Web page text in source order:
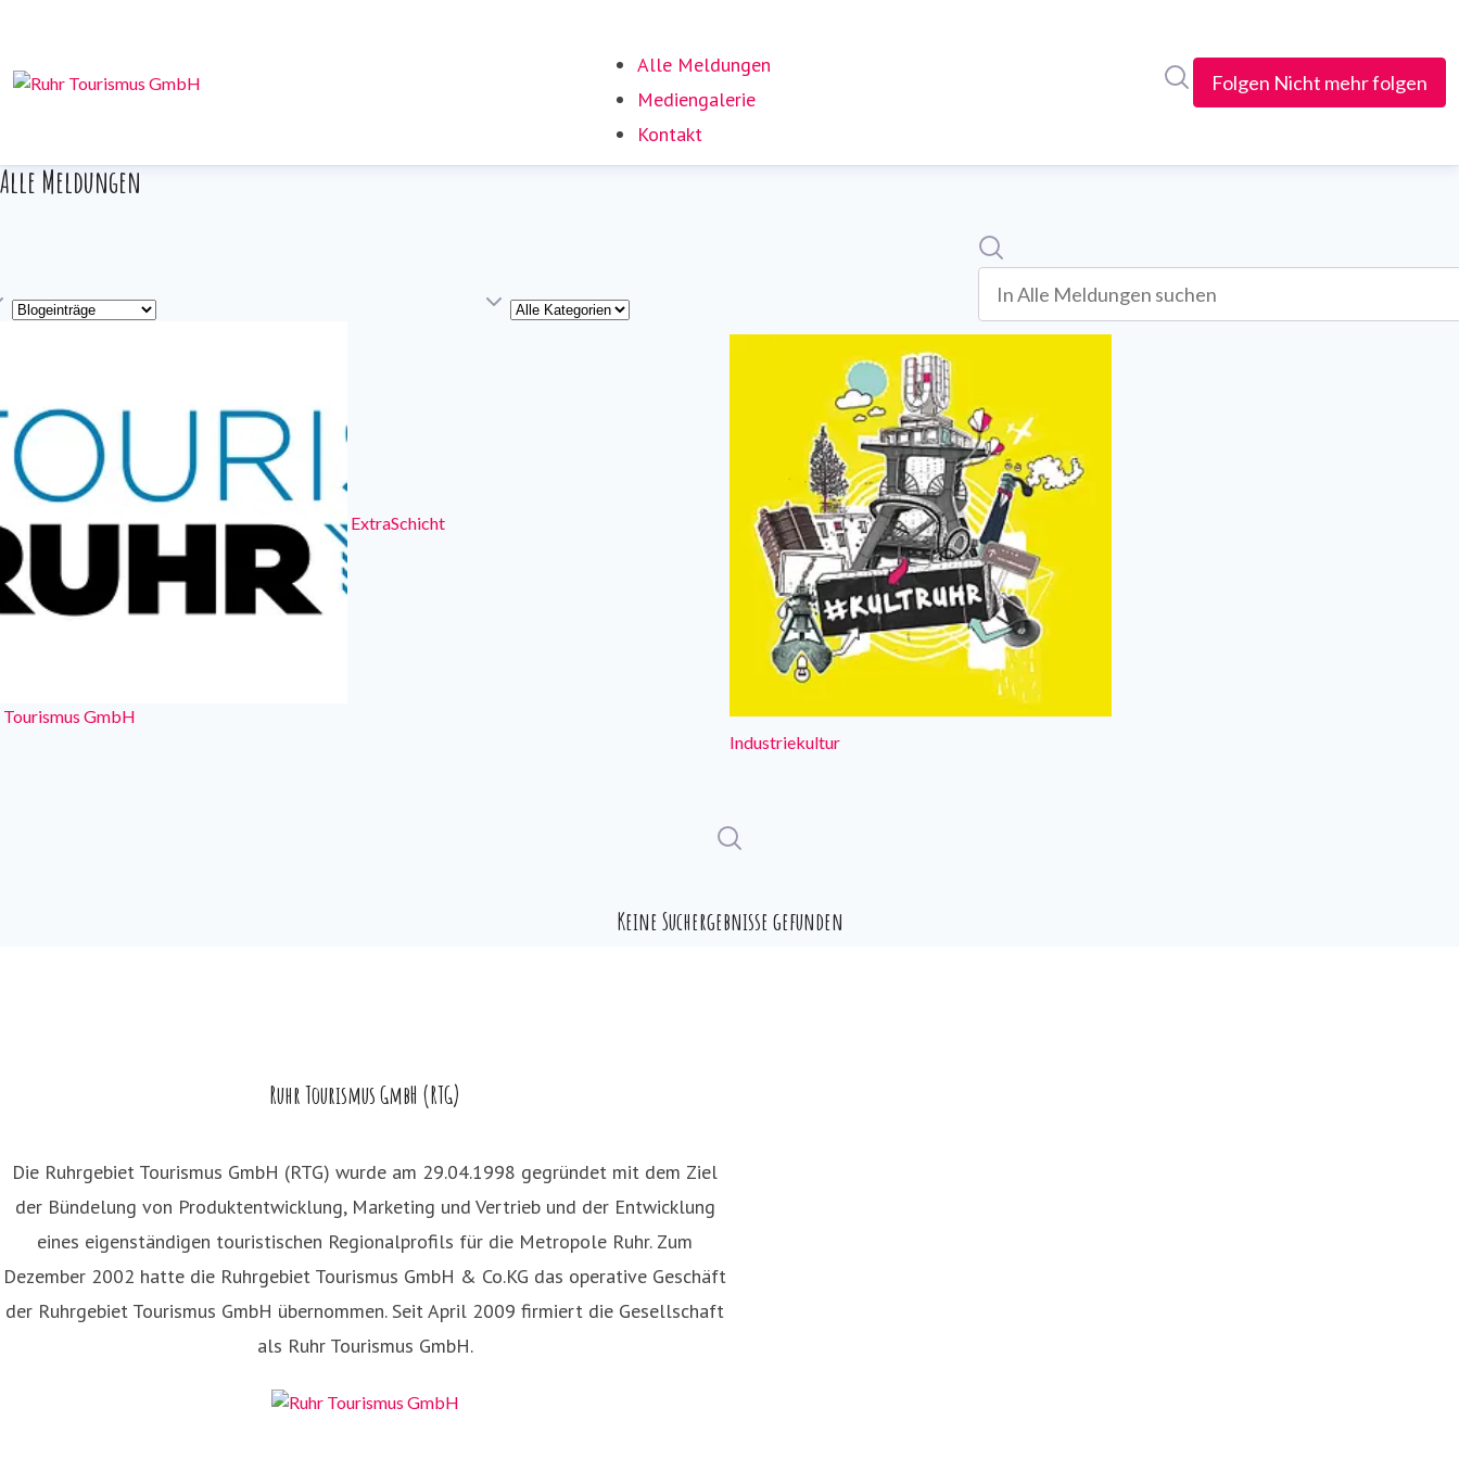
Alle Meldungen
Mediengalerie
Kontakt
Folgen Nicht mehr folgen
Alle Meldungen
Kategorie
Suche
In alle meldungen suchen
Tourismus GmbH
ExtraSchicht
Industriekultur
Keine Suchergebnisse gefunden
Ruhr Tourismus GmbH (RTG)
Die Ruhrgebiet Tourismus GmbH (RTG) wurde am 29.04.1998 gegründet mit dem Ziel
der Bündelung von Produktentwicklung, Marketing und Vertrieb und der Entwicklung
eines eigenständigen touristischen Regionalprofils für die Metropole Ruhr. Zum
Dezember 2002 hatte die Ruhrgebiet Tourismus GmbH & Co.KG das operative Geschäft
der Ruhrgebiet Tourismus GmbH übernommen. Seit April 2009 firmiert die Gesellschaft
als Ruhr Tourismus GmbH.